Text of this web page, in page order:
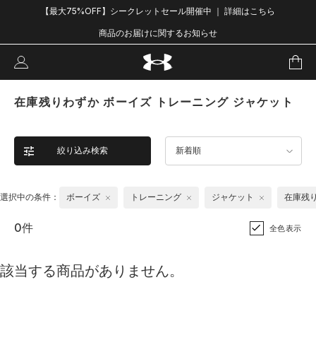
【最大75%OFF】シークレットセール開催中 ｜ 詳細はこちら
商品のお届けに関するお知らせ
在庫残りわずか ボーイズ トレーニング ジャケット
絞り込み検索 新着順
選択中の条件： ボーイズ トレーニング ジャケット 在庫残
0件 全色表示
該当する商品がありません。